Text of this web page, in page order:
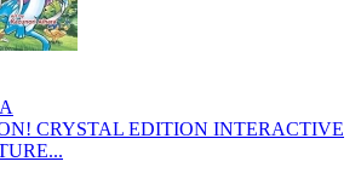
CRYSTAL EDITION INTERACTIVE